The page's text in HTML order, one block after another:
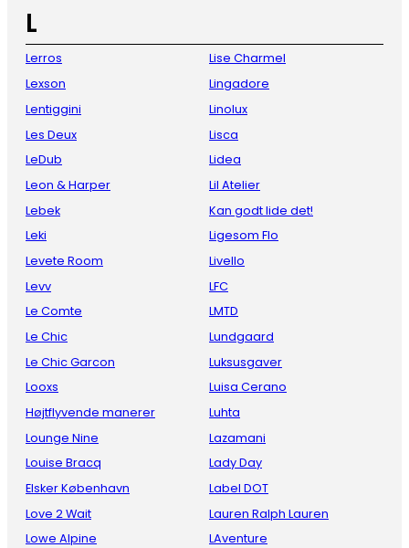
L
Lerros
Lexson
Lentiggini
Les Deux
LeDub
Leon & Harper
Lebek
Leki
Levete Room
Levv
Le Comte
Le Chic
Le Chic Garcon
Looxs
Højtflyvende manerer
Lounge Nine
Louise Bracq
Elsker København
Love 2 Wait
Lowe Alpine
Lise Charmel
Lingadore
Linolux
Lisca
Lidea
Lil Atelier
Kan godt lide det!
Ligesom Flo
Livello
LFC
LMTD
Lundgaard
Luksusgaver
Luisa Cerano
Luhta
Lazamani
Lady Day
Label DOT
Lauren Ralph Lauren
LAventure